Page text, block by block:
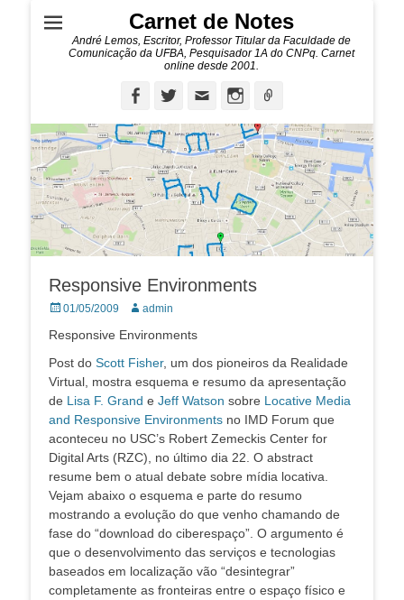
Carnet de Notes
André Lemos, Escritor, Professor Titular da Faculdade de
Comunicação da UFBA, Pesquisador 1A do CNPq. Carnet
online desde 2001.
FacebookTwitterEmail Instagram
Responsive Environments
Posted
01/05/2009 Autor:admin
Responsive Environments
Post do Scott Fisher, um dos pioneiros da Realidade
Virtual, mostra esquema e resumo da apresentação
de Lisa F. Grand e Jeff Watson sobre Locative Media
and Responsive Environments no IMD Forum que
aconteceu no USC’s Robert Zemeckis Center for
Digital Arts (RZC), no último dia 22. O abstract
resume bem o atual debate sobre mídia locativa.
Vejam abaixo o esquema e parte do resumo
mostrando a evolução do que venho chamando de
fase do “download do ciberespaço”. O argumento é
que o desenvolvimento das serviços e tecnologias
baseados em localização vão “desintegrar”
completamente as fronteiras entre o espaço físico e